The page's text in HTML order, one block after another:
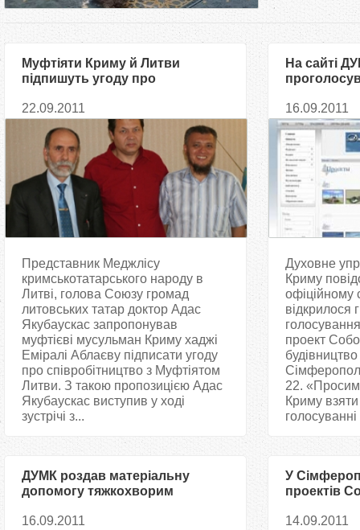
Муфтіяти Криму й Литви
підпишуть угоду про
22.09.2011
Представник Меджлісу
кримськотатарського народу в
Литві, голова Союзу громад
литовських татар доктор Адас
Якубаускас запропонував
муфтієві мусульман Криму хаджі
Еміралі Аблаєву підписати угоду
про співробітництво з Муфтіятом
Литви. З такою пропозицією Адас
Якубаускас виступив у ході
зустрічі з...
На сайті
16.09.2011
Духовне
Криму
офіційному
відкрилося
проект
22.
Криму
ДУМК роздав матеріальну
допомогу тяжкохворим
16.09.2011
У
проектів
14.09.2011